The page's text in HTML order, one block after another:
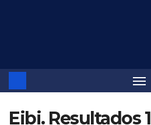
Eibi. Resultados 1